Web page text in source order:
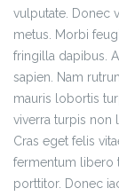
vulputate. Donec
metus. Morbi
fringilla dapibus.
sapien. Nam
mauris lobortis
viverra turpis non
Cras eget felis
fermentum libero
porttitor. Donec